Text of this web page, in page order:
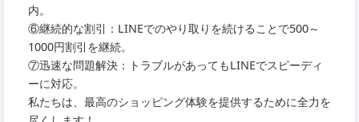
内。
⑥継続的な割引：LINEでのやり取りを続けることで500～
1000円割引を継続。
⑦迅速な問題解決：トラブルがあってもLINEでスピーディ
ーに対応。
私たちは、最高のショッピング体験を提供するために全力を